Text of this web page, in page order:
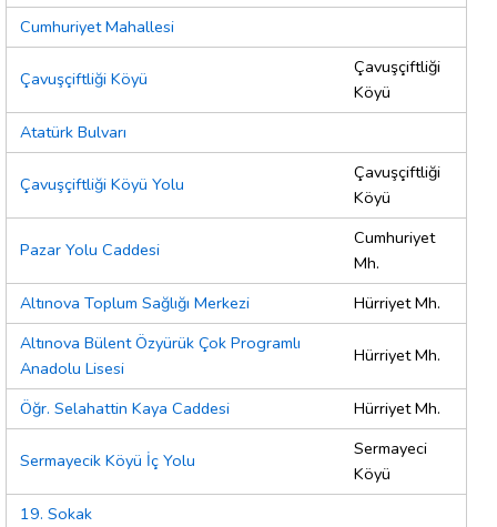
Cumhuriyet Mahallesi
Çavuşçiftliği Köyü
Çavuşçiftliği
Köyü
Atatürk Bulvarı
Çavuşçiftliği Köyü Yolu
Çavuşçiftliği
Köyü
Pazar Yolu Caddesi
Cumhuriyet
Mh.
Altınova Toplum Sağlığı Merkezi
Hürriyet Mh.
Altınova Bülent Özyürük Çok Programlı
Anadolu Lisesi
Hürriyet Mh.
Öğr. Selahattin Kaya Caddesi Hürriyet Mh.
Sermayecik Köyü İç Yolu
Sermayeci
Köyü
19. Sokak